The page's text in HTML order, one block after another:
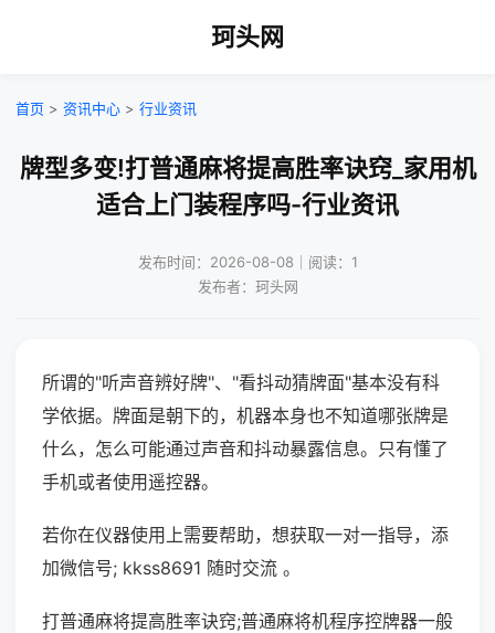
珂头网
首页 > 资讯中心 > 行业资讯
牌型多变!打普通麻将提高胜率诀窍_家用机
适合上门装程序吗-行业资讯
发布时间：2026-08-08｜阅读：1
发布者：珂头网
所谓的"听声音辨好牌"、"看抖动猜牌面"基本没有科
学依据。牌面是朝下的，机器本身也不知道哪张牌是
什么，怎么可能通过声音和抖动暴露信息。只有懂了
手机或者使用遥控器。
若你在仪器使用上需要帮助，想获取一对一指导，添
加微信号; kkss8691 随时交流 。
打普通麻将提高胜率诀窍;普通麻将机程序控牌器一般